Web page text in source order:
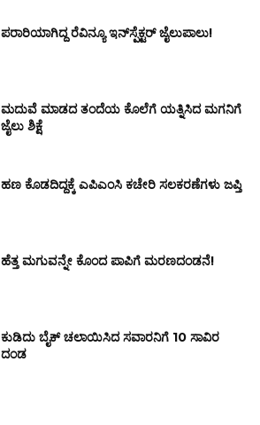
ಪರಾರಿಯಾಗಿದ್ದ ರೆವಿನ್ಯೂ ಇನ್‌ಸ್ಪೆಕ್ಟರ್ ಜೈಲುಪಾಲು!
ಮದುವೆ ಮಾಡದ ತಂದೆಯ ಕೊಲೆಗೆ ಯತ್ನಿಸಿದ ಮಗನಿಗೆ
ಜೈಲು ಶಿಕ್ಷೆ
ಹಣ ಕೊಡದಿದ್ದಕ್ಕೆ ಎಪಿಎಂಸಿ ಕಚೇರಿ ಸಲಕರಣೆಗಳು ಜಪ್ತಿ
ಹೆತ್ತ ಮಗುವನ್ನೇ ಕೊಂದ ಪಾಪಿಗೆ ಮರಣದಂಡನೆ!
ಕುಡಿದು ಬೈಕ್ ಚಲಾಯಿಸಿದ ಸವಾರನಿಗೆ 10 ಸಾವಿರ
ದಂಡ